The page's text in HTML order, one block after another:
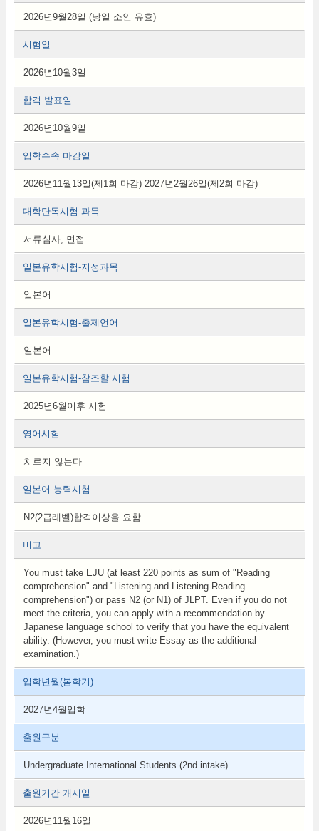
2026년9월28일 (당일 소인 유효)
시험일
2026년10월3일
합격 발표일
2026년10월9일
입학수속 마감일
2026년11월13일(제1회 마감) 2027년2월26일(제2회 마감)
대학단독시험 과목
서류심사, 면접
일본유학시험-지정과목
일본어
일본유학시험-출제언어
일본어
일본유학시험-참조할 시험
2025년6월이후 시험
영어시험
치르지 않는다
일본어 능력시험
N2(2급레벨)합격이상을 요함
비고
You must take EJU (at least 220 points as sum of "Reading
comprehension" and "Listening and Listening-Reading
comprehension") or pass N2 (or N1) of JLPT. Even if you do not
meet the criteria, you can apply with a recommendation by
Japanese language school to verify that you have the equivalent
ability. (However, you must write Essay as the additional
examination.)
입학년월(봄학기)
2027년4월입학
출원구분
Undergraduate International Students (2nd intake)
출원기간 개시일
2026년11월16일